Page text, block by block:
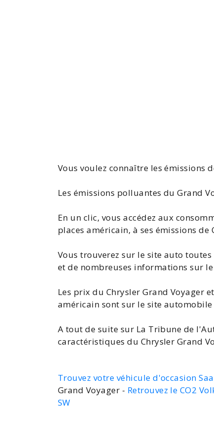
Vous voulez connaître les émissions
Les émissions polluantes duGrand
En un clic, vous accédez aux
places américain, à ses émissions
Vous trouverez sur le site auto
et de nombreuses informations sur
Les prix du Chrysler Grand Voyager
américain sont sur le site automobile
A tout de suite sur La Tribune de
caractéristiques du Chrysler Grand
Trouvez votre véhicule d'occasion
Grand Voyager - Retrouvez le CO2
SW